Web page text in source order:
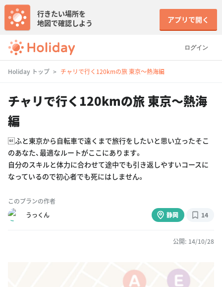
ログイン
行きたい場所を
地図で確認しよう
アプリで開く
Holiday トップ チャリで行く120kmの旅 東京〜熱海編
チャリで行く120kmの旅 東京〜熱海
編
ふと東京から自転車で遠くまで旅行をしたいと思い立ったそこ
のあなた、最適なルートがここにあります。
自分のスキルと体力に合わせて途中でも引き返しやすいコースに
なっているので初心者でも死にはしません。
このプランの作者
うっくん
静岡 14
公開: 14/10/28